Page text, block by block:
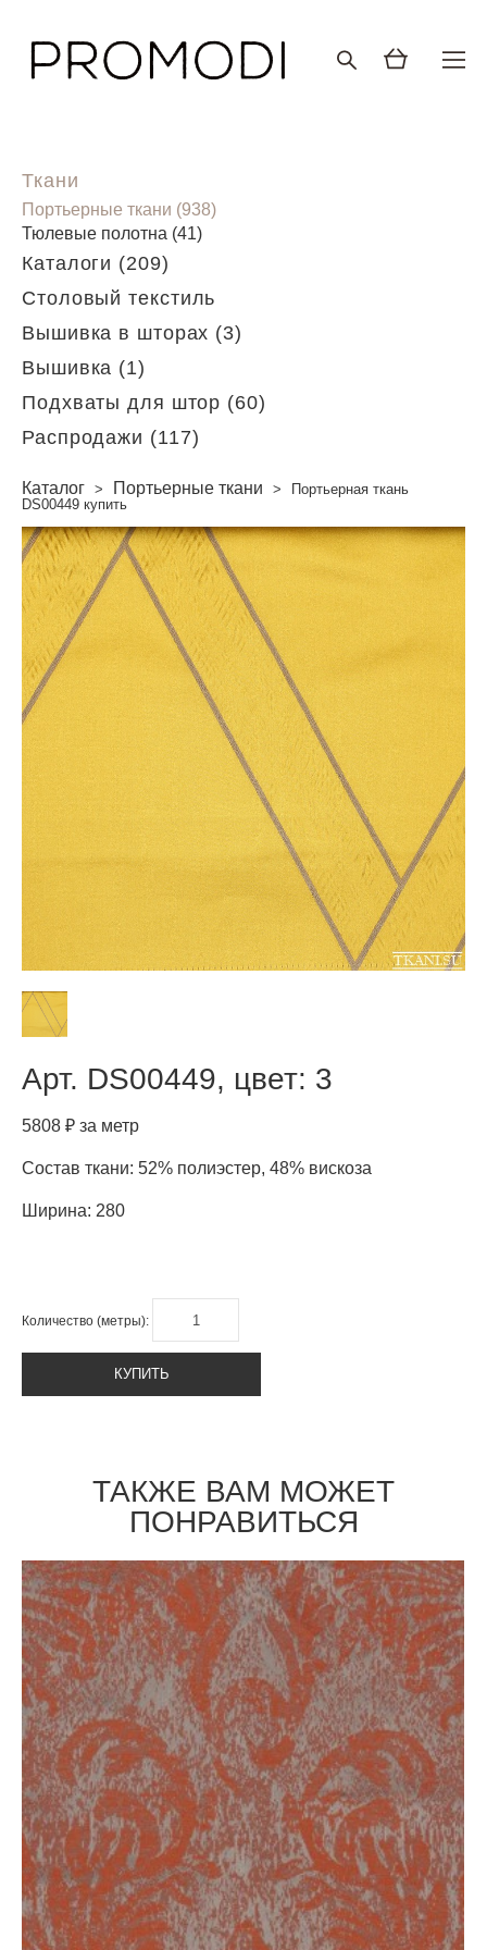
Ткани
Портьерные ткани (938)
Тюлевые полотна (41)
Каталоги (209)
Столовый текстиль
Вышивка в шторах (3)
Вышивка (1)
Подхваты для штор (60)
Распродажи (117)
Каталог > Портьерные ткани >
Портьерная ткань
DS00449 купить
Арт. DS00449, цвет: 3
5808 ₽ за метр
Состав ткани: 52% полиэстер, 48% вискоза
Ширина: 280
Количество (метры):
КУПИТЬ
ТАКЖЕ ВАМ МОЖЕТ
ПОНРАВИТЬСЯ